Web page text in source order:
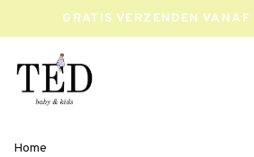
GRATIS VERZENDEN
Home